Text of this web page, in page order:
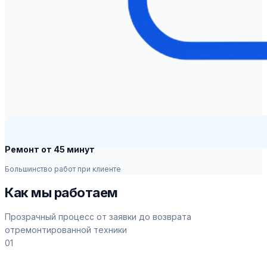
Ремонт от 45 минут
Большинство работ при клиенте
Как мы работаем
Прозрачный процесс от заявки до возврата
отремонтированной техники
01